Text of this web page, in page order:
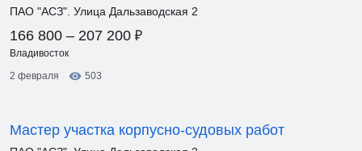
ПАО "АСЗ". Улица Дальзаводская 2
166 800 – 207 200 ₽
Владивосток
2 февраля
503
Мастер участка корпусно-судовых работ